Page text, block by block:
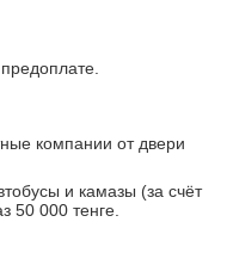
компании от двери
и камазы (за счёт
50 000 тенге.